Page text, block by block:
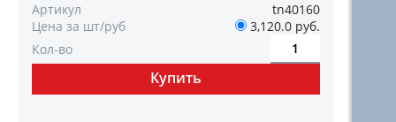
Артикул
tn40160
Цена за шт/руб
3,120.0 руб.
Кол-во